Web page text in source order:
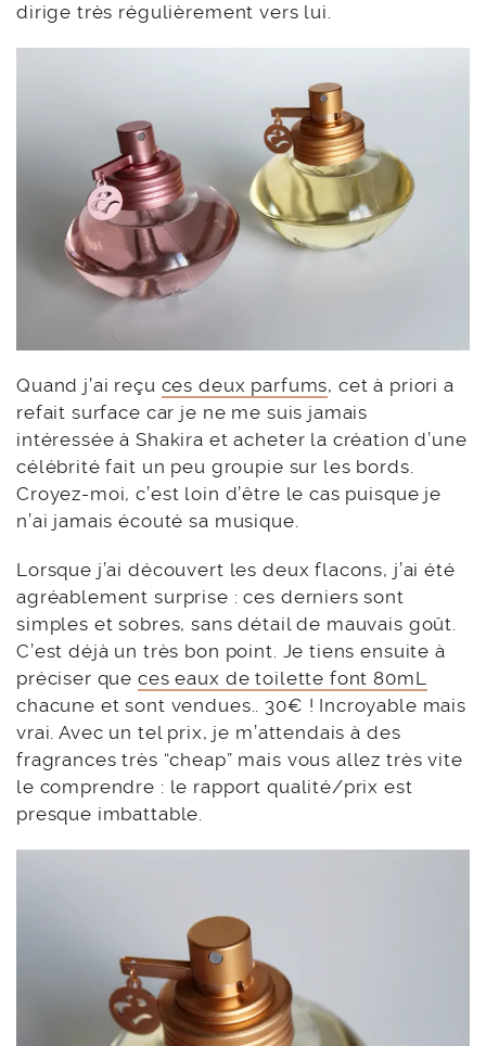
dirige très régulièrement vers lui.
Quand j’ai reçu ces deux parfums, cet à priori a
refait surface car je ne me suis jamais
intéressée à Shakira et acheter la création d’une
célébrité fait un peu groupie sur les bords.
Croyez-moi, c’est loin d’être le cas puisque je
n’ai jamais écouté sa musique.
Lorsque j’ai découvert les deux flacons, j’ai été
agréablement surprise : ces derniers sont
simples et sobres, sans détail de mauvais goût.
C’est déjà un très bon point. Je tiens ensuite à
préciser queces eaux de toilette font 80mL
chacune et sont vendues.. 30€ ! Incroyable mais
vrai. Avec un tel prix, je m’attendais à des
fragrances très “cheap” mais vous allez très vite
le comprendre : le rapport qualité/prix est
presque imbattable.